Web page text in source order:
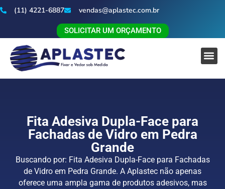
(11) 4221-6887 vendas@aplastec.com.br
SOLICITAR UM ORÇAMENTO
Fita Adesiva Dupla-Face para
Fachadas de Vidro em Pedra
Grande
Buscando por: Fita Adesiva Dupla-Face para Fachadas
de Vidro em Pedra Grande. A Aplastec não apenas
oferece uma ampla gama de produtos adesivos, mas